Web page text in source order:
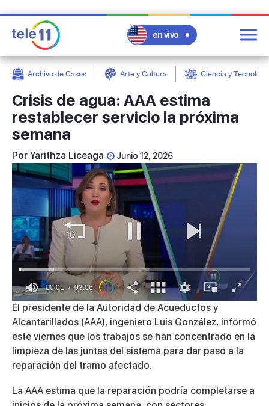
en vivo
Archivo de Casos Arte y Cultura Ciencia y
Crisis de agua: AAA estima
restablecer servicio la próxima
semana
Por Yarithza Liceaga Junio 12, 2026
0
3
minutes,
seconds
00:01 03:06
El presidente de la Autoridad de Acueductos y
Alcantarillados (AAA), ingeniero Luis González, informó
este viernes que los trabajos se han concentrado en la
limpieza de las juntas del sistema para dar paso a la
reparación del tramo afectado.
La AAA estima que la reparación podría completarse a
post